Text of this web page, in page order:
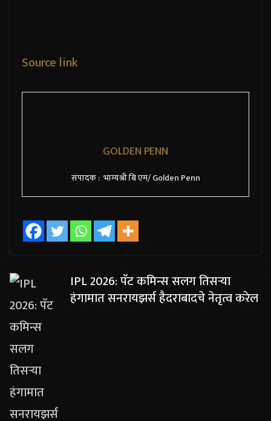
Source link
GOLDEN PENN
संपादक : भाग्यश्री बि एम/ Golden Penn
IPL 2026: पॅट कमिन्स सलग तिसऱ्या
हंगामात सनरायझर्स हैदराबादचे नेतृत्व करेल